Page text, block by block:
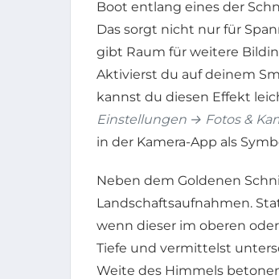
Boot entlang eines der
Das sorgt nicht nur für
gibt Raum für weitere
Aktivierst du auf deinem
kannst du diesen Effekt
Einstellungen → Fotos &
in der Kamera-App als
Neben dem Goldenen
Landschaftsaufnahmen.
wenn dieser im oberen
Tiefe und vermittelst
Weite des Himmels